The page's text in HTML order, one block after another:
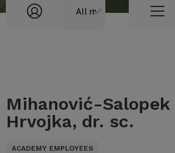
Mihanović-Salopek
Hrvojka, dr. sc.
ACADEMY EMPLOYEES